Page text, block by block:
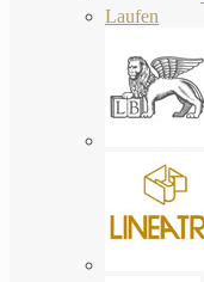
Laufen